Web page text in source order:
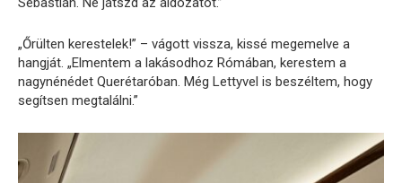
„Őrülten kerestelek!” – vágott vissza, kissé megemelve a
hangját. „Elmentem a lakásodhoz Rómában, kerestem a
nagynénédet Querétaróban. Még Lettyvel is beszéltem, hogy
segítsen megtalálni.”